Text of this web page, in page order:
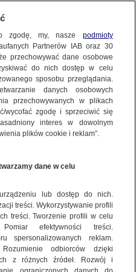
podjąć dramatyczną decyzję
usług
zgodę, my, nasze podmioty
Partnerów IAB oraz 30
przechowywać dane osobowe
do nich dostęp w celu
sposobu przeglądania.
danych osobowych
przechowywanych w plikach
wycofać zgodę i sprzeciwić się
interes w dowolnym
plików cookie i reklam”.
dane w celu
lub dostęp do nich.
treści. Wykorzystywanie profili
treści. Tworzenie profili w celu
Pomiar efektywności treści.
spersonalizowanych reklam.
odbiorców dzięki
z różnych źródeł. Rozwój i